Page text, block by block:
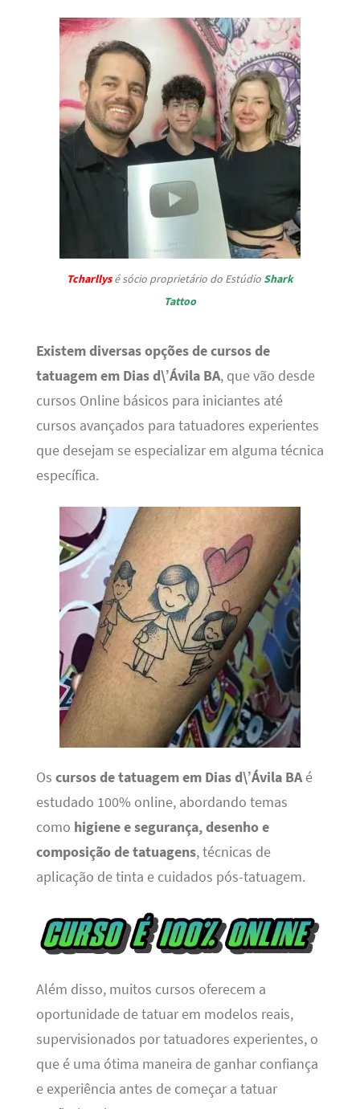
Tcharllysé sócio proprietário do Estúdio Shark
Tattoo
Existem diversas opções de cursos de
tatuagem em Dias d\’Ávila BA, que vão desde
cursos Online básicos para iniciantes até
cursos avançados para tatuadores experientes
que desejam se especializar em alguma técnica
específica.
Os cursos de tatuagem em Dias d\’Ávila BAé
estudado 100% online, abordando temas
como higiene e segurança, desenho e
composição de tatuagens, técnicas de
aplicação de tinta e cuidados pós-tatuagem.
Além disso, muitos cursos oferecem a
oportunidade de tatuar em modelos reais,
supervisionados por tatuadores experientes, o
que é uma ótima maneira de ganhar confiança
e experiência antes de começar a tatuar